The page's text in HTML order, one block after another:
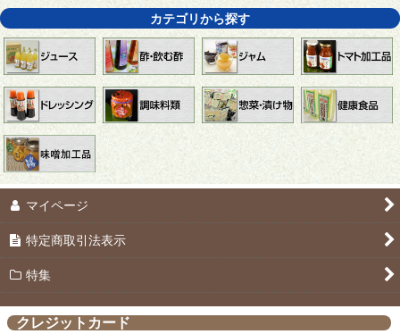
カテゴリから探す
マイページ
特定商取引法表示
特集
クレジットカード